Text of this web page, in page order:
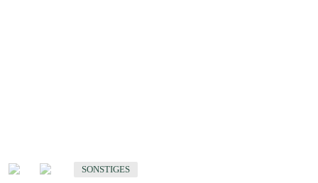
SONSTIGES